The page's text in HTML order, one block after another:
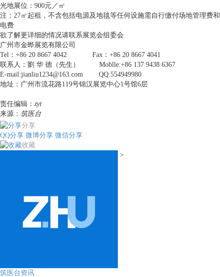
光地展位：900元／㎡
注：27㎡起租，不含包括电源及地毯等任何设施需自行缴付场地管理费和
电费
欲了解更详细的情况请联系展览会组委会
广州市金晔展览有限公司
Tel：+86 20 8667 4042 Fax：+86 20 8667 4041
联系人：劉 华 德（先生） Moblle:+86 137 9438 6367
E-mail:jianliu1234@163.com QQ:554949980
地址：广州市流花路119号锦汉展览中心1号馆6层
责任编辑： zyt
来源： 筑医台
分享
QQ分享 微博分享 微信分享
收藏
>
筑医台资讯